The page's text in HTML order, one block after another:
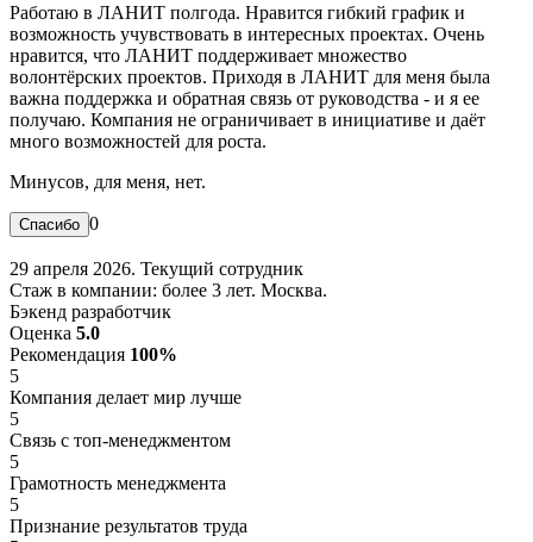
Работаю в ЛАНИТ полгода. Нравится гибкий график и
возможность учувствовать в интересных проектах. Очень
нравится, что ЛАНИТ поддерживает множество
волонтёрских проектов. Приходя в ЛАНИТ для меня была
важна поддержка и обратная связь от руководства - и я ее
получаю. Компания не ограничивает в инициативе и даёт
много возможностей для роста.
Минусов, для меня, нет.
0
29 апреля 2026. Текущий сотрудник
Стаж в компании: более 3 лет. Москва.
Бэкенд разработчик
Оценка 5.0
Рекомендация 100%
5
Компания делает мир лучше
5
Связь с топ-менеджментом
5
Грамотность менеджмента
5
Признание результатов труда